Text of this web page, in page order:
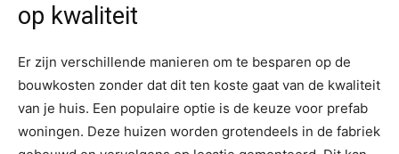
op kwaliteit
Er zijn verschillende manieren om te besparen op de
bouwkosten zonder dat dit ten koste gaat van de kwaliteit
van je huis. Een populaire optie is de keuze voor prefab
woningen. Deze huizen worden grotendeels in de fabriek